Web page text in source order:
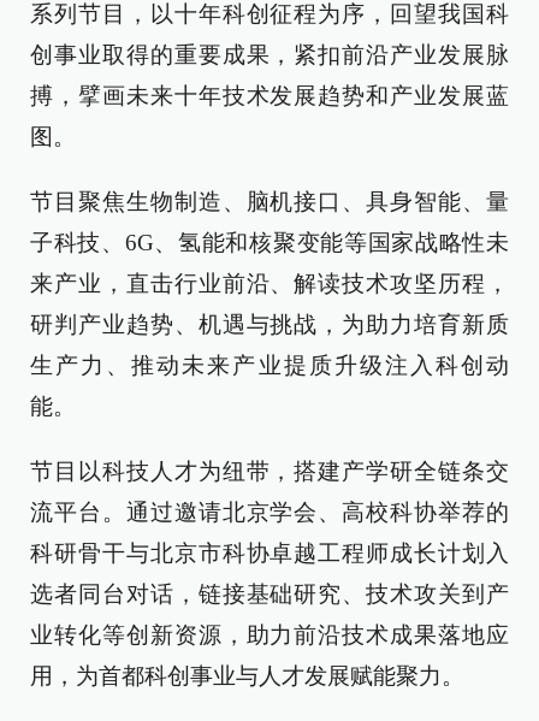
系列节目，以十年科创征程为序，回望我国科
创事业取得的重要成果，紧扣前沿产业发展脉
搏，擘画未来十年技术发展趋势和产业发展蓝
图。
节目聚焦生物制造、脑机接口、具身智能、量
子科技、6G、氢能和核聚变能等国家战略性未
来产业，直击行业前沿、解读技术攻坚历程，
研判产业趋势、机遇与挑战，为助力培育新质
生产力、推动未来产业提质升级注入科创动
能。
节目以科技人才为纽带，搭建产学研全链条交
流平台。通过邀请北京学会、高校科协举荐的
科研骨干与北京市科协卓越工程师成长计划入
选者同台对话，链接基础研究、技术攻关到产
业转化等创新资源，助力前沿技术成果落地应
用，为首都科创事业与人才发展赋能聚力。